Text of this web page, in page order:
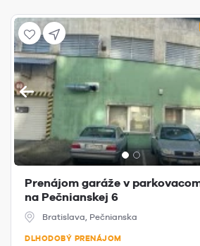
Prenájom garáže v
na Pečnianskej 6
Bratislava, Pečnianska
DLHODOBÝ PRENÁJOM